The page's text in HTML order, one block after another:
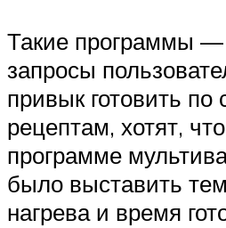
Такие программы —
запросы
привык готовить по
рецептам, хотят,
программе
было выставить
нагрева и время